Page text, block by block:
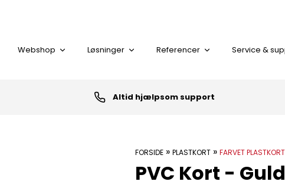
Webshop Løsninger Referencer Service &
Altid hjælpsom support
FORSIDE» PLASTKORT» FARVET PLASTKORT
PVC Kort - Guld